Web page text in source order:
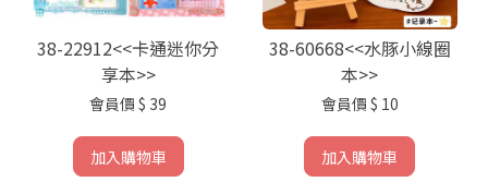
38-22912<<卡通迷你分
享本>>
會員價 $ 39
加入購物車
38-60668<<水豚小線圈
本>>
會員價 $ 10
加入購物車